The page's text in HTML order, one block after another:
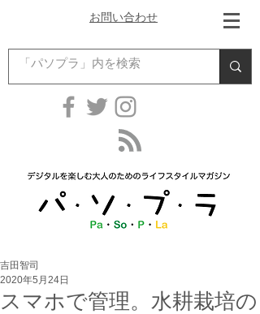
お問い合わせ
スマホで管理。水耕栽培の
吉田智司
2020年5月24日